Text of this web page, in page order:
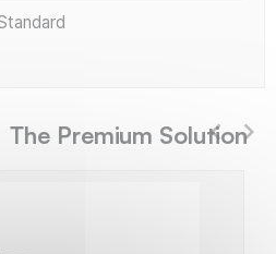
Premium Solution